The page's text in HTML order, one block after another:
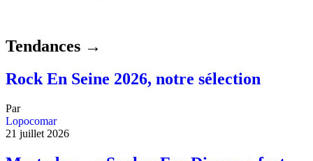
Tendances →
Rock En Seine 2026, notre sélection
Par
Lopocomar
21 juillet 2026